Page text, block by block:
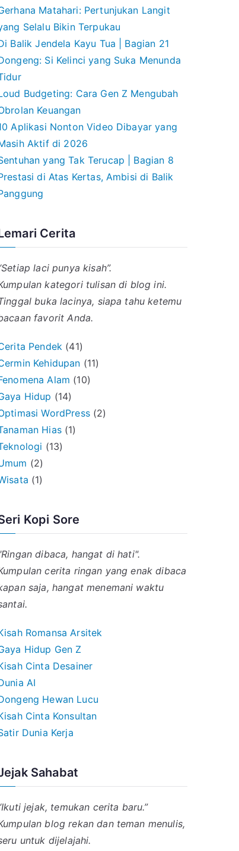
Matahari: Pertunjukan Langit
Selalu Bikin Terpukau
Balik Jendela Kayu Tua | Bagian 21
Si Kelinci yang Suka Menunda
Budgeting: Cara Gen Z Mengubah
Keuangan
Aplikasi Nonton Video Dibayar yang
Aktif di 2026
yang Tak Terucap | Bagian 8
di Atas Kertas, Ambisi di Balik
Cerita
laci punya kisah”.
kategori tulisan di blog ini.
buka lacinya, siapa tahu ketemu
favorit Anda.
Pendek (41)
Kehidupan (11)
Alam (10)
Hidup (14)
WordPress(2)
Hias(1)
(13)
(2)
(1)
Kopi Sore
dibaca, hangat di hati".
cerita ringan yang enak dibaca
saja, hangat menemani waktu
Romansa Arsitek
Hidup Gen Z
Cinta Desainer
AI
Hewan Lucu
Cinta Konsultan
Dunia Kerja
Sahabat
jejak, temukan cerita baru.”
blog rekan dan teman menulis,
untuk dijelajahi.